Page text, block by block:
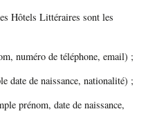
Hôtels Littéraires sont les
numéro de téléphone, email) ;
date de naissance, nationalité) ;
prénom, date de naissance,